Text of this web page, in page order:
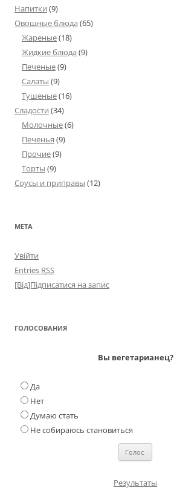
Напитки (9)
Овощные блюда (65)
Жареные(18)
Жидкие блюда (9)
Печеные(9)
Салаты (9)
Тушеные(16)
Сладости (34)
Молочные(6)
Печенья (9)
Прочие(9)
Торты (9)
Соусы и приправы (12)
МЕТА
Увійти
Entries RSS
[Від]Підписатися на запис
ГОЛОСОВАНИЯ
Вы вегетарианец?
Да
Нет
Думаю стать
Не собираюсь становиться
Результаты